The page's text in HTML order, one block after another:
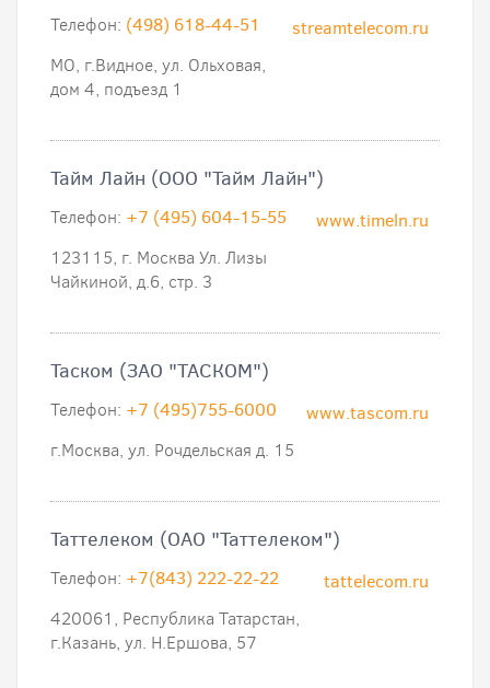
streamtelecom.ru
Телефон: (498) 618-44-51
МО, г.Видное, ул. Ольховая,
дом 4, подъезд 1
Тайм Лайн (ООО "Тайм Лайн")
www.timeln.ru
Телефон: +7 (495) 604-15-55
123115, г. Москва Ул. Лизы
Чайкиной, д.6, стр. 3
Таском (ЗАО "ТАСКОМ")
www.tascom.ru
Телефон: +7 (495)755-6000
г.Москва, ул. Рочдельская д. 15
Таттелеком (ОАО "Таттелеком")
tattelecom.ru
Телефон: +7(843) 222-22-22
420061, Республика Татарстан,
г.Казань, ул. Н.Ершова, 57